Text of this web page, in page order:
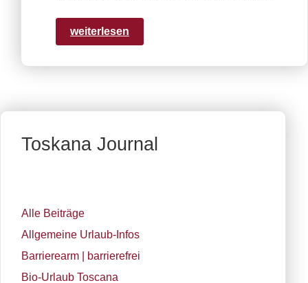
weiterlesen
Toskana Journal
Alle Beiträge
Allgemeine Urlaub-Infos
Barrierearm | barrierefrei
Bio-Urlaub Toscana